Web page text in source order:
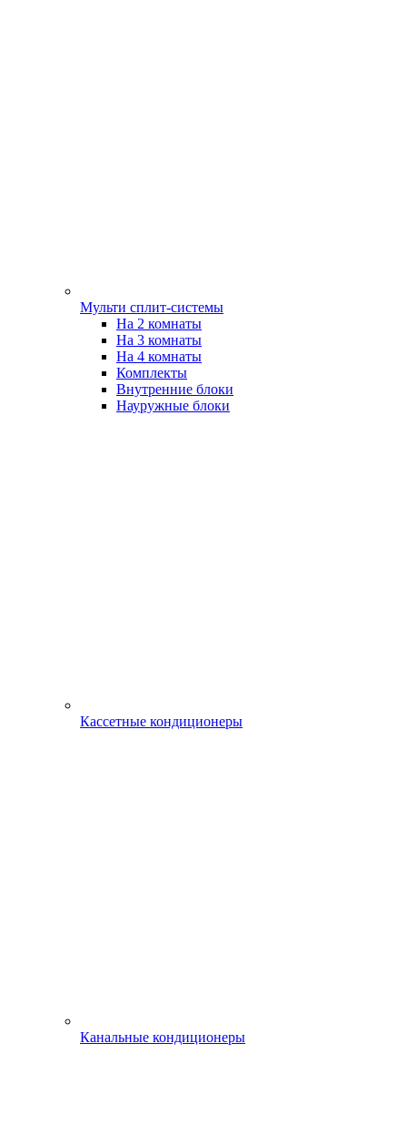
Мульти сплит-системы
На 2 комнаты
На 3 комнаты
На 4 комнаты
Комплекты
Внутренние блоки
Науружные блоки
Кассетные кондиционеры
Канальные кондиционеры